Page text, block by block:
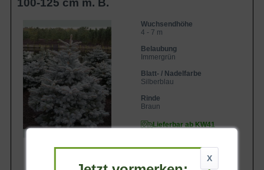
100-125 cm m. B.
Wuchsendhöhe
4 - 7 m
Belaubung
Immergrün
Blatt- / Nadelfarbe
Silberblau
Rinde
Braun
Lieferbar ab KW41
X